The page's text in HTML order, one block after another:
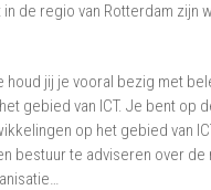
de regio van Rotterdam zijn
houd jij je vooral bezig met
gebied van ICT. Je bent op
op het gebied van
bestuur te adviseren over